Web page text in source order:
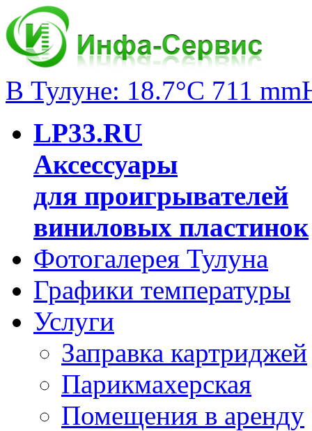
В Тулуне: 18.7°C 711
LP33.RU
Аксессуары
для проигрывателей
виниловых пластинок
Фотогалерея Тулуна
Графики температуры
Услуги
Заправка картриджей
Парикмахерская
Помещения в аренду